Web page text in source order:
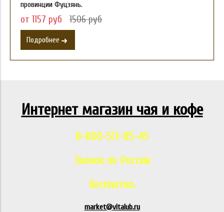
провинции Фуцзянь.
от 1157 руб 1506 руб
Подробнее
Интернет магазин чая и кофе
8-800-511-85-45
Звонок по России
бесплатно.
market@vitalub.ru